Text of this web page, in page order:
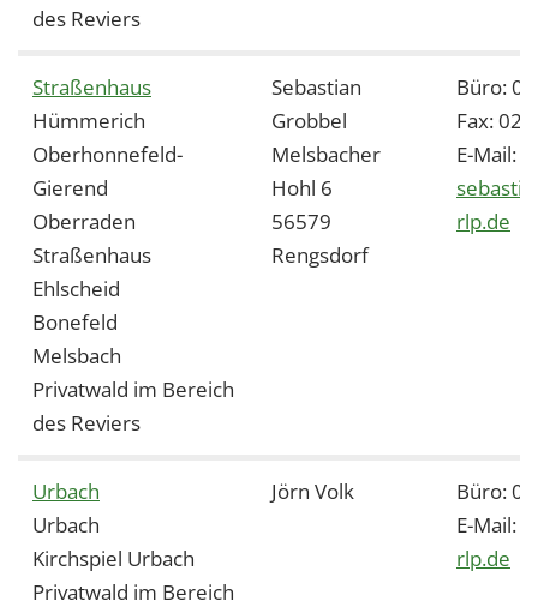
des Reviers
Straßenhaus
Hümmerich
Oberhonnefeld-
Gierend
Oberraden
Straßenhaus
Ehlscheid
Bonefeld
Melsbach
Privatwald im Bereich
des Reviers
Sebastian
Grobbel
Melsbacher
Hohl 6
56579
Rengsdorf
Büro:
Fax:
E-Mail:
rlp.de
Urbach
Urbach
Kirchspiel Urbach
Privatwald im Bereich
Jörn Volk
Büro:
E-Mail:
rlp.de